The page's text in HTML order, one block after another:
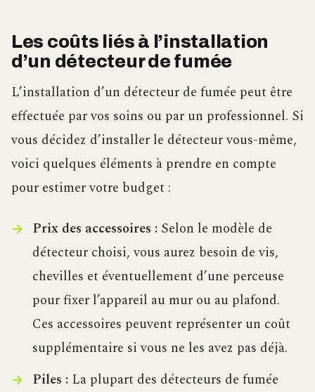
Les coûts liés à l’installation
d’un détecteur de fumée
L’installation d’un détecteur de fumée peut être
effectuée par vos soins ou par un professionnel. Si
vous décidez d’installer le détecteur vous-même,
voici quelques éléments à prendre en compte
pour estimer votre budget :
Prix des accessoires :Selon le modèle de
détecteur choisi, vous aurez besoin de vis,
chevilles et éventuellement d’une perceuse
pour fixer l’appareil au mur ou au plafond.
Ces accessoires peuvent représenter un coût
supplémentaire si vous ne les avez pas déjà.
Piles :La plupart des détecteurs de fumée